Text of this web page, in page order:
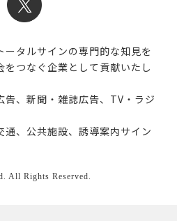
タルサインの専門的な知見を
つなぐ企業として貢献いたし
告、新聞・雑誌広告、TV・ラジ
通、公共施設、誘導案内サイン
All Rights Reserved.